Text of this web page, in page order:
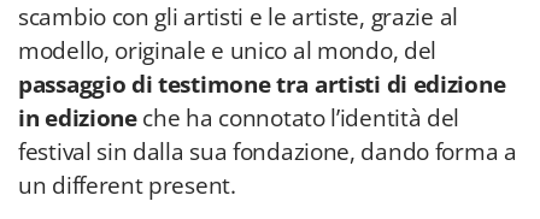
scambio con gli artisti e le artiste, grazie al
modello, originale e unico al mondo, del
passaggio di testimone tra artisti di edizione
in edizioneche ha connotato l’identità del
festival sin dalla sua fondazione, dando forma a
un different present.